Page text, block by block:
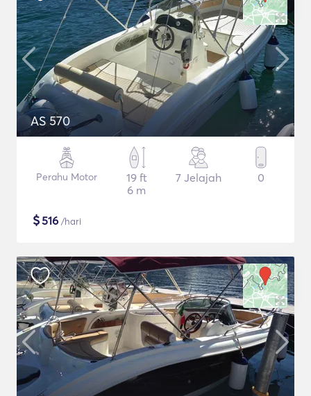
AS 570
Perahu Motor
19 ft
6 m
7 Jelajah 0
$516 /hari